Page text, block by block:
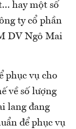
hay một số
ty cổ phần
DV Ngô Mai
phục vụ cho
về số lượng
lang đang
để phục vụ